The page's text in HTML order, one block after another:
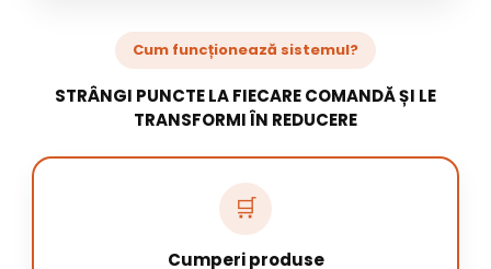
Cum funcționează sistemul?
STRÂNGI PUNCTE LA FIECARE COMANDĂ ȘI LE
TRANSFORMI ÎN REDUCERE
🛒
Cumperi produse